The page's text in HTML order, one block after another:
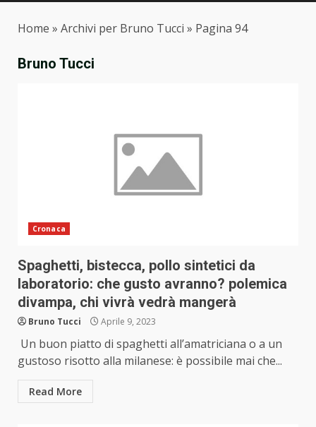
Home » Archivi per Bruno Tucci » Pagina 94
Bruno Tucci
Cronaca
Spaghetti, bistecca, pollo sintetici da
laboratorio: che gusto avranno? polemica
divampa, chi vivrà vedrà mangerà
Bruno Tucci Aprile 9, 2023
Un buon piatto di spaghetti all’amatriciana o a un
gustoso risotto alla milanese: è possibile mai che...
Read More